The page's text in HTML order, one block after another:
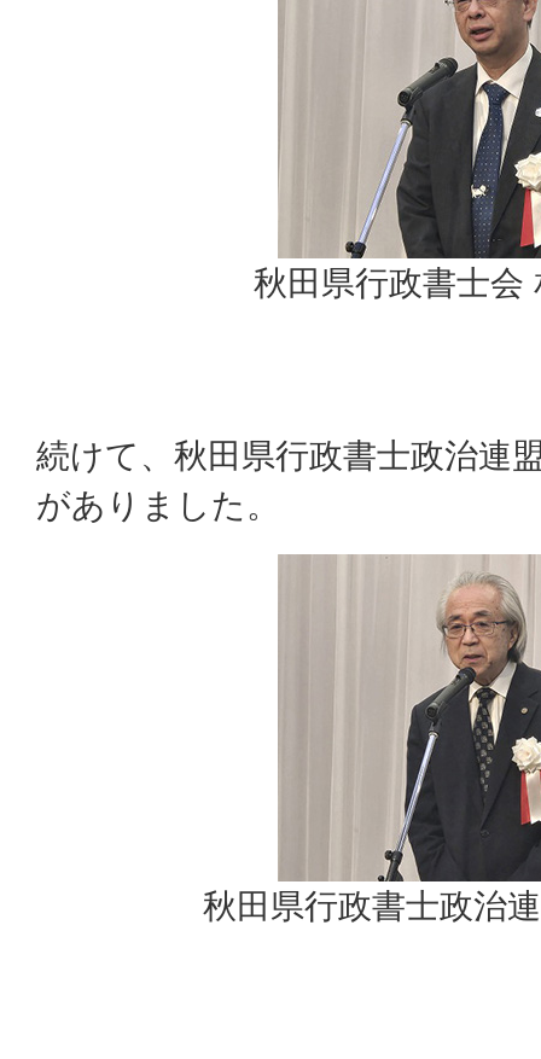
秋田県行政書士会
続けて、秋田県行政書士政治連
がありました。
秋田県行政書士政治